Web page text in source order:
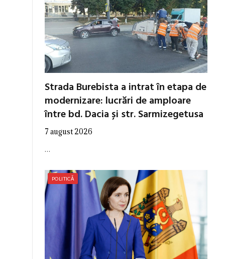
Strada Burebista a intrat în etapa de
modernizare: lucrări de amploare
între bd. Dacia și str. Sarmizegetusa
7 august 2026
…
POLITICĂ